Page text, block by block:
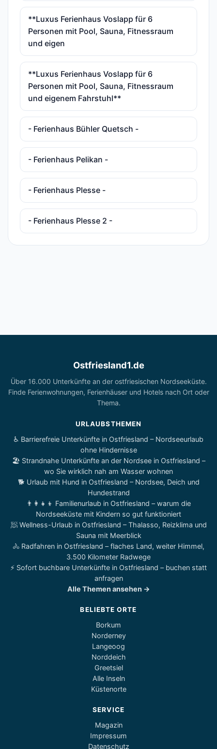
**Luxus Ferienhaus Voslapp für 6
Personen mit Pool, Sauna, Fitnessraum
und eigen
**Luxus Ferienhaus Voslapp für 6
Personen mit Pool, Sauna, Fitnessraum
und eigenem Fahrstuhl**
- Ferienhaus Bühler Quetsch -
- Ferienhaus Pelikan -
- Ferienhaus Plesse -
- Ferienhaus Plesse 2 -
Ostfriesland1.de
Über 16.000 Unterkünfte an der ostfriesischen Nordseeküste.
Finde Ferienwohnungen, Ferienhäuser und Hotels nach Ort oder
Thema.
URLAUBSTHEMEN
♿ Barrierefreie Unterkünfte in Ostfriesland – Nordseeurlaub
ohne Hindernisse
🏖️ Strandnahe Unterkünfte an der Nordsee in Ostfriesland –
wo Sie wirklich nah am Wasser wohnen
🐕 Urlaub mit Hund in Ostfriesland – Nordsee, Deich und
Hundestrand
👨‍👩‍👧‍👦 Familienurlaub in Ostfriesland – warum die
Nordseeküste mit Kindern so gut funktioniert
🧖 Wellness-Urlaub in Ostfriesland – Thalasso, Reizklima und
Sauna mit Meerblick
🚴 Radfahren in Ostfriesland – flaches Land, weiter Himmel,
3.500 Kilometer Radwege
⚡ Sofort buchbare Unterkünfte in Ostfriesland – buchen statt
anfragen
Alle Themen ansehen →
BELIEBTE ORTE
Borkum
Norderney
Langeoog
Norddeich
Greetsiel
Alle Inseln
Küstenorte
SERVICE
Magazin
Impressum
Datenschutz